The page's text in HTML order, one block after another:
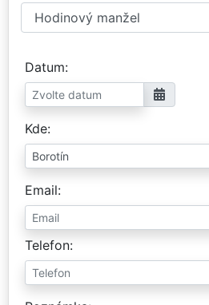
Datum
Kde
Email
Telefon